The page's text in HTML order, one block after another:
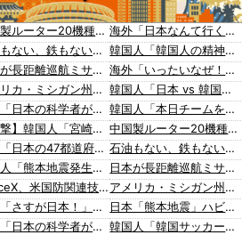
中国製ルーター20機種にバックドア 外部から完全制御できる機能が仕込まれていた
石油もない、鉄もない、国土の7割は山…それでも日本が世界屈指の経済大国になれた「勤勉さ」以外の勝因！
日本が長距離巡航ミサイルの試験発射に成功！北朝鮮が激怒「日本が戦争国家になろうとしている」「絶対に傍観しない、必ず後悔させる」
アメリカ・ミシガン州の民主党予備選挙 イスラム教徒の“急進左派”候補が勝利確実に⋯トランプ氏は批判
海外「日本の科学者が猫の寿命を2倍に上げる注射剤を開発。これこそノーベル賞だろ！」
【衝撃】韓国人「宮崎駿が首を縦に振った金額」
海外「日本の47都道府県に行って名物料理を食べてきたけど何か質問ある？」日本各地の名物料理に対する海外の反応
韓国人「熊本地震発生時の病院手術中に突然の大揺れが凄まじい状況だ」
SpaceX、米国防関連技術保護を重視し供給連鎖から中国系を完全排除へ 供給業者に「中国籍人員をSpaceX向けの生産に関わらせないこと」「中国製の設備・部品を使わないこと」を要求し監査実施
海外「さすが日本！」日本の医療従事者の倫理観の高さに海外が超感動
海外「日本の科学者が猫の寿命を2倍に上げる注射剤を開発。これこそノーベル賞だろ！」
海外「日本なんて行くんじゃなかった…」 日本を知ってしまったディズニー信者、帰国後『本家』に失望する事態に
韓国人「韓国人の精神的健康の順位、18ヵ国中17位に・・・」→「日本に勝った！！！！！」
海外「いったいなぜ！」なぜか日本人気に嫉妬する西洋メディアに海外が大騒ぎ
韓国人「日本 vs 韓国、マンガのキャラクターの違い」
韓国人「本日チームをサヨナラ負けさせたイ・ジョンフの守備、ガチでヤバ過ぎる…」→「のび太レベルの守備ｗｗ」＝韓国の反応
中国製ルーター20機種にバックドア 外部から完全制御できる機能が仕込まれていた
石油もない、鉄もない、国土の7割は山…それでも日本が世界屈指の経済大国になれた「勤勉さ」以外の勝因！
日本が長距離巡航ミサイルの試験発射に成功！北朝鮮が激怒「日本が戦争国家になろうとしている」「絶対に傍観しない、必ず後悔させる」
アメリカ・ミシガン州の民主党予備選挙 イスラム教徒の“急進左派”候補が勝利確実に⋯トランプ氏は批判
日本「熊本地震」ハビタ「従業員2人亡くなる」営業部長「イオンのスタッフに制止されなかった」日本「部長が連絡後の店員行動を証言（謎」イオン「再入館可能の事実ない」→
韓国人「韓国サッカー協会が行った国際試合の性的接待の全容がこちら…」→「完全に買収してる…（ﾌﾞﾙﾌﾞﾙ」＝韓国の反応